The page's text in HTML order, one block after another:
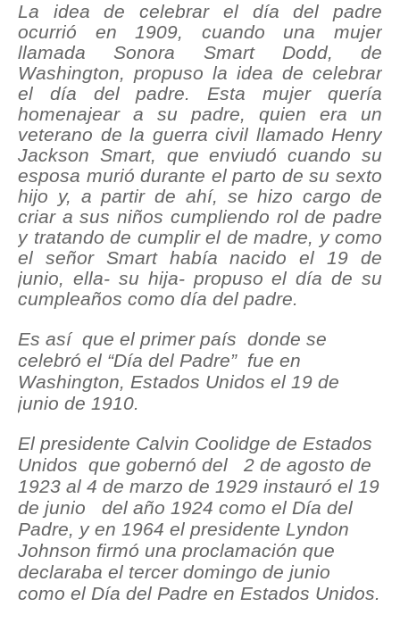
La idea de celebrar el día del padre
ocurrió en 1909, cuando una mujer
llamada Sonora Smart Dodd, de
Washington, propuso la idea de celebrar
el día del padre. Esta mujer quería
homenajear a su padre, quien era un
veterano de la guerra civil llamado Henry
Jackson Smart, que enviudó cuando su
esposa murió durante el parto de su sexto
hijo y, a partir de ahí, se hizo cargo de
criar a sus niños cumpliendo rol de padre
y tratando de cumplir el de madre, y como
el señor Smart había nacido el 19 de
junio, ella- su hija- propuso el día de su
cumpleaños como día del padre.
Es así que el primer país donde se
celebró el “Día del Padre” fue en
Washington, Estados Unidos el 19 de
junio de 1910.
El presidente Calvin Coolidge de Estados
Unidos que gobernó del 2 de agosto de
1923 al 4 de marzo de 1929 instauró el 19
de junio del año 1924 como el Día del
Padre, y en 1964 el presidente Lyndon
Johnson firmó una proclamación que
declaraba el tercer domingo de junio
como el Día del Padre en Estados Unidos.